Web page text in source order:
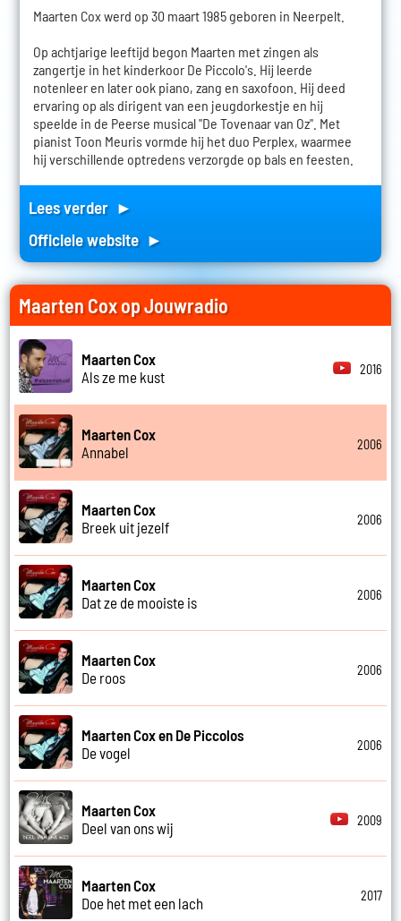
Maarten Cox werd op 30 maart 1985 geboren in Neerpelt.
Op achtjarige leeftijd begon Maarten met zingen als
zangertje in het kinderkoor De Piccolo's. Hij leerde
notenleer en later ook piano, zang en saxofoon. Hij deed
ervaring op als dirigent van een jeugdorkestje en hij
speelde in de Peerse musical "De Tovenaar van Oz". Met
pianist Toon Meuris vormde hij het duo Perplex, waarmee
hij verschillende optredens verzorgde op bals en feesten.
Lees verder ►
Officiele website ►
Maarten Cox op Jouwradio
Maarten Cox
Als ze me kust
2016
Maarten Cox
Annabel
2006
Maarten Cox
Breek uit jezelf
2006
Maarten Cox
Dat ze de mooiste is
2006
Maarten Cox
De roos
2006
Maarten Cox en De Piccolos
De vogel
2006
Maarten Cox
Deel van ons wij
2009
Maarten Cox
Doe het met een lach
2017